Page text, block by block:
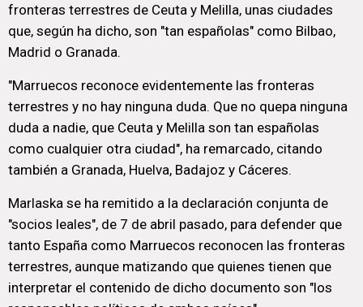
fronteras terrestres de Ceuta y Melilla, unas ciudades
que, según ha dicho, son "tan españolas" como Bilbao,
Madrid o Granada.
"Marruecos reconoce evidentemente las fronteras
terrestres y no hay ninguna duda. Que no quepa ninguna
duda a nadie, que Ceuta y Melilla son tan españolas
como cualquier otra ciudad", ha remarcado, citando
también a Granada, Huelva, Badajoz y Cáceres.
Marlaska se ha remitido a la declaración conjunta de
"socios leales", de 7 de abril pasado, para defender que
tanto España como Marruecos reconocen las fronteras
terrestres, aunque matizando que quienes tienen que
interpretar el contenido de dicho documento son "los